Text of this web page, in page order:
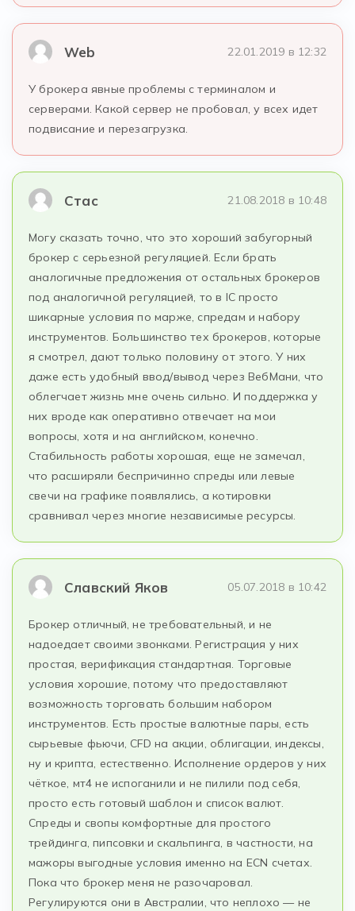
Web 22.01.2019 в 12:32
У брокера явные проблемы с терминалом и
серверами. Какой сервер не пробовал, у всех идет
подвисание и перезагрузка.
Стас 21.08.2018 в 10:48
Могу сказать точно, что это хороший забугорный
брокер с серьезной регуляцией. Если брать
аналогичные предложения от остальных брокеров
под аналогичной регуляцией, то в IC просто
шикарные условия по марже, спредам и набору
инструментов. Большинство тех брокеров, которые
я смотрел, дают только половину от этого. У них
даже есть удобный ввод/вывод через ВебМани, что
облегчает жизнь мне очень сильно. И поддержка у
них вроде как оперативно отвечает на мои
вопросы, хотя и на английском, конечно.
Стабильность работы хорошая, еще не замечал,
что расширяли беспричинно спреды или левые
свечи на графике появлялись, а котировки
сравнивал через многие независимые ресурсы.
Славский Яков 05.07.2018 в 10:42
Брокер отличный, не требовательный, и не
надоедает своими звонками. Регистрация у них
простая, верификация стандартная. Торговые
условия хорошие, потому что предоставляют
возможность торговать большим набором
инструментов. Есть простые валютные пары, есть
сырьевые фьючи, CFD на акции, облигации, индексы,
ну и крипта, естественно. Исполнение ордеров у них
чёткое, мт4 не испоганили и не пилили под себя,
просто есть готовый шаблон и список валют.
Спреды и свопы комфортные для простого
трейдинга, пипсовки и скальпинга, в частности, на
мажоры выгодные условия именно на ECN счетах.
Пока что брокер меня не разочаровал.
Регулируются они в Австралии, что неплохо — не